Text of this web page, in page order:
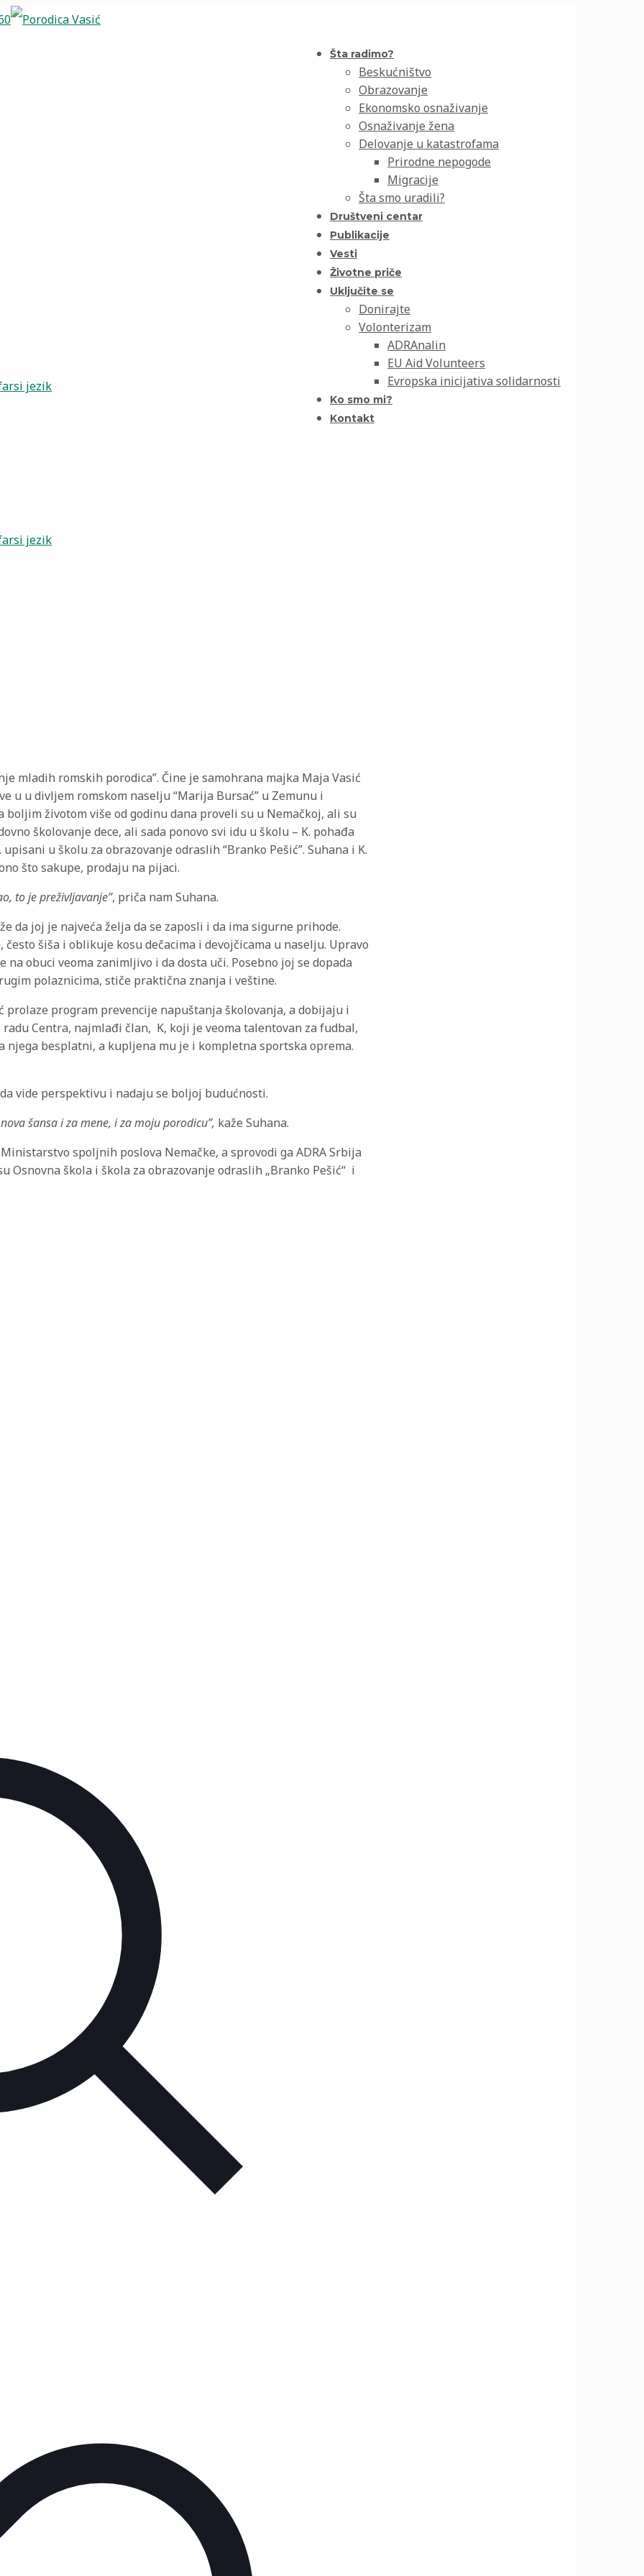
Šta radimo?
Beskućništvo
Obrazovanje
Ekonomsko osnaživanje
Osnaživanje žena
Delovanje u katastrofama
Prirodne nepogode
Migracije
Šta smo uradili?
Društveni centar
Publikacije
Vesti
Životne priče
Uključite se
Donirajte
Volonterizam
ADRAnalin
EU Aid Volunteers
Evropska inicijativa solidarnosti
Ko smo mi?
Kontakt
jezik
jezik
mladih romskih porodica”. Čine je samohrana majka Maja Vasić
u u divljem romskom naselju “Marija Bursać” u Zemunu i
životom više od godinu dana proveli su u Nemačkoj, ali su
školovanje dece, ali sada ponovo svi idu u školu – K. pohađa
u školu za obrazovanje odraslih “Branko Pešić”. Suhana i K.
što sakupe, prodaju na pijaci.
to je preživljavanje”, priča nam Suhana.
da joj je najveća želja da se zaposli i da ima sigurne prihode.
šiša i oblikuje kosu dečacima i devojčicama u naselju. Upravo
obuci veoma zanimljivo i da dosta uči. Posebno joj se dopada
polaznicima, stiče praktična znanja i veštine.
prolaze program prevencije napuštanja školovanja, a dobijaju i
Centra, najmlađi član, K, koji je veoma talentovan za fudbal,
njega besplatni, a kupljena mu je i kompletna sportska oprema.
vide perspektivu i nadaju se boljoj budućnosti.
šansa i za mene, i za moju porodicu”, kaže Suhana.
spoljnih poslova Nemačke, a sprovodi ga ADRA Srbija
Osnovna škola i škola za obrazovanje odraslih „Branko Pešić“ i